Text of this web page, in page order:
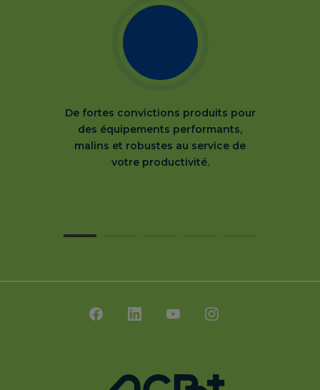
De fortes convictions produits pour
des équipements performants,
malins et robustes au service de
votre productivité.